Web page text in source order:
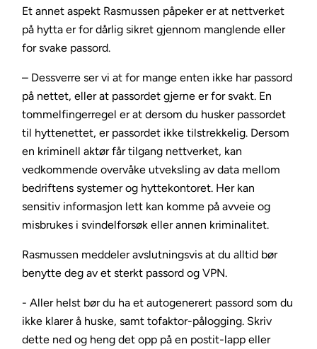
Et annet aspekt Rasmussen påpeker er at nettverket
på hytta er for dårlig sikret gjennom manglende eller
for svake passord.
– Dessverre ser vi at for mange enten ikke har passord
på nettet, eller at passordet gjerne er for svakt. En
tommelfingerregel er at dersom du husker passordet
til hyttenettet, er passordet ikke tilstrekkelig. Dersom
en kriminell aktør får tilgang nettverket, kan
vedkommende overvåke utveksling av data mellom
bedriftens systemer og hyttekontoret. Her kan
sensitiv informasjon lett kan komme på avveie og
misbrukes i svindelforsøk eller annen kriminalitet.
Rasmussen meddeler avslutningsvis at du alltid bør
benytte deg av et sterkt passord og VPN.
- Aller helst bør du ha et autogenerert passord som du
ikke klarer å huske, samt tofaktor-pålogging. Skriv
dette ned og heng det opp på en postit-lapp eller